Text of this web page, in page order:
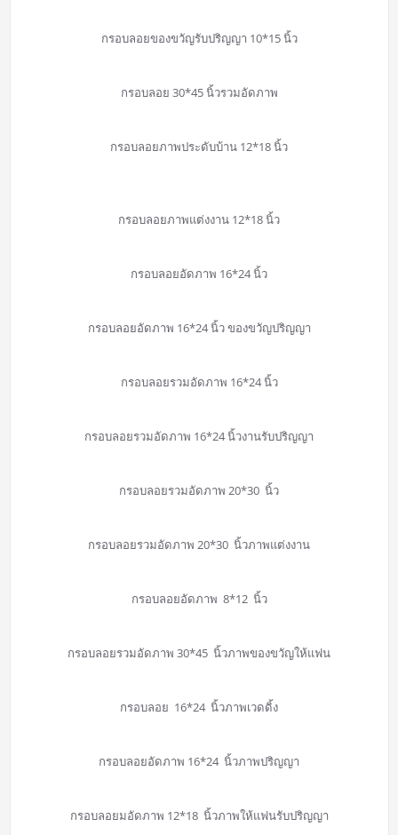
กรอบลอยของขวัญรับปริญญา 10*15 นิ้ว
กรอบลอย 30*45 นิ้วรวมอัดภาพ
กรอบลอยภาพประดับบ้าน 12*18 นิ้ว
กรอบลอยภาพแต่งงาน 12*18 นิ้ว
กรอบลอยอัดภาพ 16*24 นิ้ว
กรอบลอยอัดภาพ 16*24 นิ้ว ของขวัญปริญญา
กรอบลอยรวมอัดภาพ 16*24 นิ้ว
กรอบลอยรวมอัดภาพ 16*24 นิ้วงานรับปริญญา
กรอบลอยรวมอัดภาพ 20*30 นิ้ว
กรอบลอยรวมอัดภาพ 20*30 นิ้วภาพแต่งงาน
กรอบลอยอัดภาพ 8*12 นิ้ว
กรอบลอยรวมอัดภาพ 30*45 นิ้วภาพของขวัญให้แฟน
กรอบลอย 16*24 นิ้วภาพเวดดิ้ง
กรอบลอยอัดภาพ 16*24 นิ้วภาพปริญญา
กรอบลอยมอัดภาพ 12*18 นิ้วภาพให้แฟนรับปริญญา